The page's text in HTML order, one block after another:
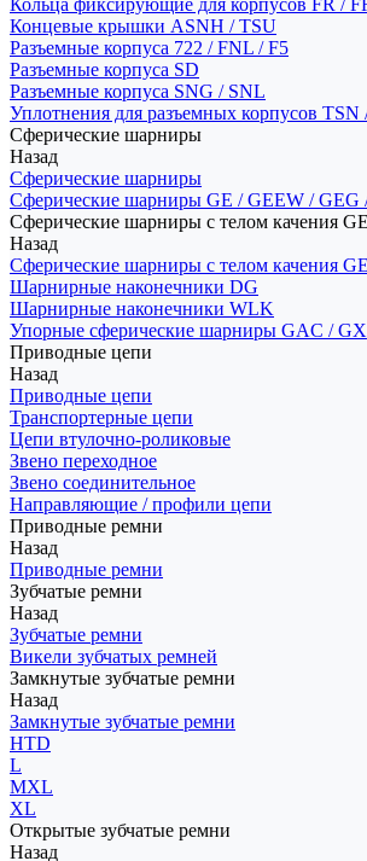
Кольца фиксирующие для корпусов FR /
Концевые крышки ASNH / TSU
Разъемные корпуса 722 / FNL / F5
Разъемные корпуса SD
Разъемные корпуса SNG / SNL
Уплотнения для разъемных корпусов TSN
Сферические шарниры
Назад
Сферические шарниры
Сферические шарниры GE / GEEW / GEG
Сферические шарниры с телом качения
Назад
Сферические шарниры с телом качения
Шарнирные наконечники DG
Шарнирные наконечники WLK
Упорные сферические шарниры GAC / GX
Приводные цепи
Назад
Приводные цепи
Транспортерные цепи
Цепи втулочно-роликовые
Звено переходное
Звено соединительное
Направляющие / профили цепи
Приводные ремни
Назад
Приводные ремни
Зубчатые ремни
Назад
Зубчатые ремни
Викели зубчатых ремней
Замкнутые зубчатые ремни
Назад
Замкнутые зубчатые ремни
HTD
L
MXL
XL
Открытые зубчатые ремни
Назад